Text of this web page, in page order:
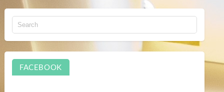
FACEBOOK